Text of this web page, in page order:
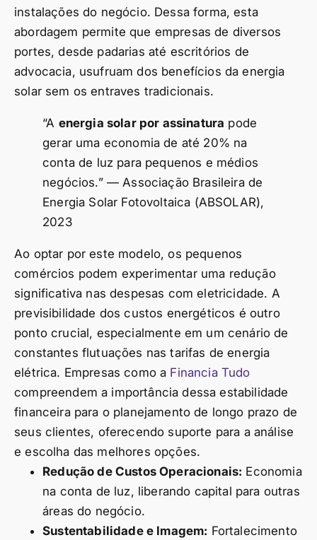
instalações do negócio. Dessa forma, esta
abordagem permite que empresas de diversos
portes, desde padarias até escritórios de
advocacia, usufruam dos benefícios da energia
solar sem os entraves tradicionais.
“A energia solar por assinatura pode
gerar uma economia de até 20% na
conta de luz para pequenos e médios
negócios.” — Associação Brasileira de
Energia Solar Fotovoltaica (ABSOLAR),
2023
Ao optar por este modelo, os pequenos
comércios podem experimentar uma redução
significativa nas despesas com eletricidade. A
previsibilidade dos custos energéticos é outro
ponto crucial, especialmente em um cenário de
constantes flutuações nas tarifas de energia
elétrica. Empresas como a Financia Tudo
compreendem a importância dessa estabilidade
financeira para o planejamento de longo prazo de
seus clientes, oferecendo suporte para a análise
e escolha das melhores opções.
Redução de Custos Operacionais: Economia
na conta de luz, liberando capital para outras
áreas do negócio.
Sustentabilidade e Imagem: Fortalecimento